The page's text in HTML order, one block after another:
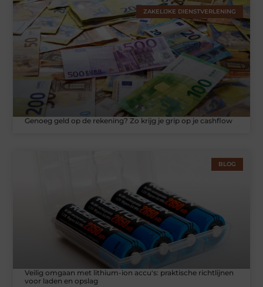
ZAKELIJKE DIENSTVERLENING
Genoeg geld op de rekening? Zo krijg je grip op je cashflow
BLOG
Veilig omgaan met lithium-ion accu's: praktische richtlijnen
voor laden en opslag